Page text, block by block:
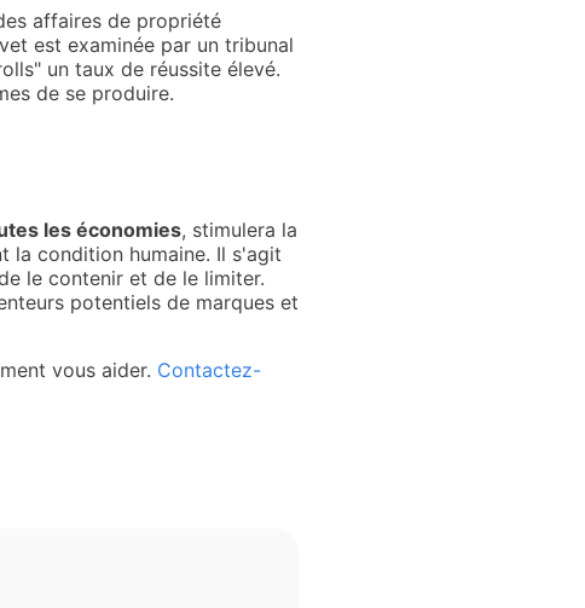
affaires de propriété
est examinée par un tribunal
un taux de réussite élevé.
de se produire.
les économies, stimulera la
la condition humaine. Il s'agit
le contenir et de le limiter.
potentiels de marques et
vous aider. Contactez-